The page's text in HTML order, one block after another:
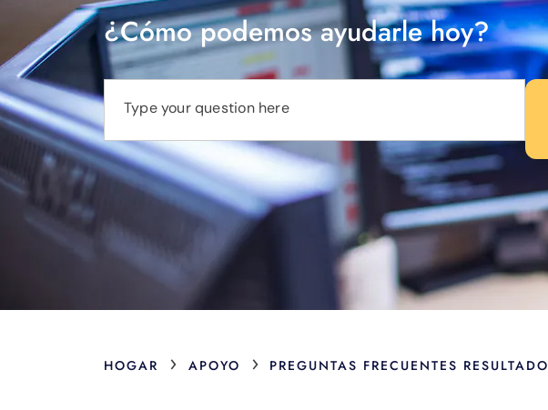
¿Cómo podemos ayudarle hoy?
Type your question here
HOGAR › APOYO › PREGUNTAS FRECUENTES RESULTADO